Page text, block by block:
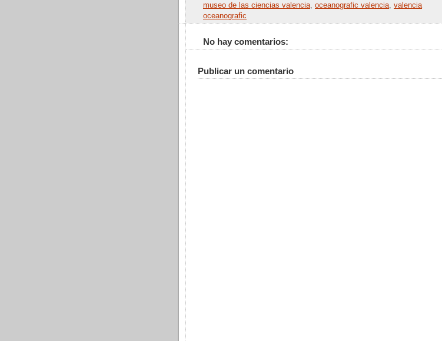
museo de las ciencias valencia, oceanografic valencia, valencia
oceanografic
No hay comentarios:
Publicar un comentario